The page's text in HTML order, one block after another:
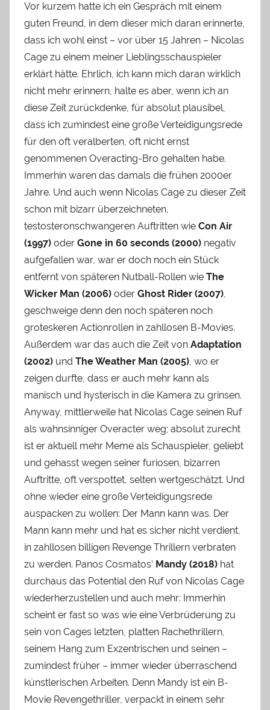
Vor kurzem hatte ich ein Gespräch mit einem
guten Freund, in dem dieser mich daran erinnerte,
dass ich wohl einst – vor über 15 Jahren – Nicolas
Cage zu einem meiner Lieblingsschauspieler
erklärt hätte. Ehrlich, ich kann mich daran wirklich
nicht mehr erinnern, halte es aber, wenn ich an
diese Zeit zurückdenke, für absolut plausibel,
dass ich zumindest eine große Verteidigungsrede
für den oft veralberten, oft nicht ernst
genommenen Overacting-Bro gehalten habe.
Immerhin waren das damals die frühen 2000er
Jahre. Und auch wenn Nicolas Cage zu dieser Zeit
schon mit bizarr überzeichneten,
testosteronschwangeren Auftritten wie Con Air
(1997) oder Gone in 60 seconds (2000) negativ
aufgefallen war, war er doch noch ein Stück
entfernt von späteren Nutball-Rollen wie The
Wicker Man (2006) oder Ghost Rider (2007),
geschweige denn den noch späteren noch
groteskeren Actionrollen in zahllosen B-Movies.
Außerdem war das auch die Zeit von Adaptation
(2002) und The Weather Man (2005), wo er
zeigen durfte, dass er auch mehr kann als
manisch und hysterisch in die Kamera zu grinsen.
Anyway, mittlerweile hat Nicolas Cage seinen Ruf
als wahnsinniger Overacter weg; absolut zurecht
ist er aktuell mehr Meme als Schauspieler, geliebt
und gehasst wegen seiner furiosen, bizarren
Auftritte, oft verspottet, selten wertgeschätzt. Und
ohne wieder eine große Verteidigungsrede
auspacken zu wollen: Der Mann kann was. Der
Mann kann mehr und hat es sicher nicht verdient,
in zahllosen billigen Revenge Thrillern verbraten
zu werden. Panos Cosmatos‘ Mandy (2018) hat
durchaus das Potential den Ruf von Nicolas Cage
wiederherzustellen und auch mehr: Immerhin
scheint er fast so was wie eine Verbrüderung zu
sein von Cages letzten, platten Rachethrillern,
seinem Hang zum Exzentrischen und seinen –
zumindest früher – immer wieder überraschend
künstlerischen Arbeiten. Denn Mandy ist ein B-
Movie Revengethriller, verpackt in einem sehr